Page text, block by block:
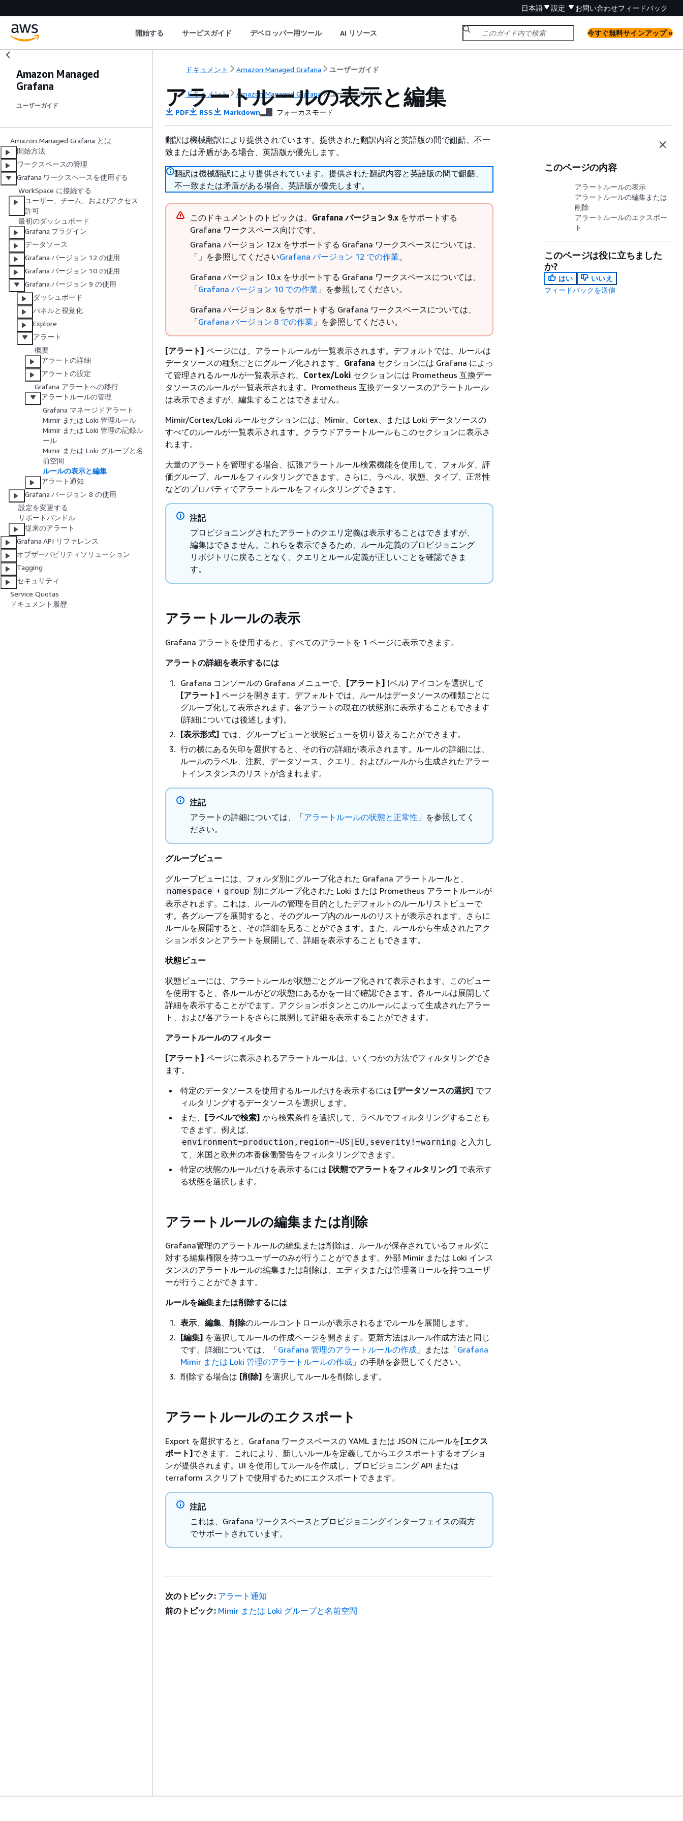
日本語 設定 お問い合わせフィードバック
開始する サービスガイド デベロッパー用ツール AI リソース 今すぐ無料サインアップ »
Amazon Managed
Grafana
ユーザーガイド
Amazon Managed Grafana とは
開始方法
ワークスペースの管理
Grafana ワークスペースを使用する
WorkSpace に接続する
ユーザー、チーム、およびアクセス
許可
最初のダッシュボード
Grafana プラグイン
データソース
Grafana バージョン 12 の使用
Grafana バージョン 10 の使用
Grafana バージョン 9 の使用
ダッシュボード
パネルと視覚化
Explore
アラート
概要
アラートの詳細
アラートの設定
Grafana アラートへの移行
アラートルールの管理
Grafana マネージドアラート
Mimir または Loki 管理ルール
Mimir または Loki 管理の記録ル
ール
Mimir または Loki グループと名
前空間
ルールの表示と編集
アラート通知
Grafana バージョン 8 の使用
設定を変更する
サポートバンドル
従来のアラート
Grafana API リファレンス
オブザーバビリティソリューション
Tagging
セキュリティ
Service Quotas
ドキュメント履歴
ドキュメント Amazon Managed Grafana ユーザーガイド
ドキュメント Amazon Managed Grafana ユーザーガイド
アラートルールの表示と編集
PDF RSS Markdown フォーカスモード
翻訳は機械翻訳により提供されています。提供された翻訳内容と英語版の間で齟齬、不一
致または矛盾がある場合、英語版が優先します。
翻訳は機械翻訳により提供されています。提供された翻訳内容と英語版の間で齟齬、
不一致または矛盾がある場合、英語版が優先します。
このドキュメントのトピックは、 Grafana バージョン 9.x をサポートする
Grafana ワークスペース向けです。
Grafana バージョン 12.x をサポートする Grafana ワークスペースについては、
「」を参照してくださいGrafana バージョン 12 での作業。
Grafana バージョン 10.x をサポートする Grafana ワークスペースについては、
「Grafana バージョン 10 での作業 」を参照してください。
Grafana バージョン 8.x をサポートする Grafana ワークスペースについては、
「Grafana バージョン 8 での作業 」を参照してください。
[アラート] ページには、アラートルールが一覧表示されます。デフォルトでは、ルールは
データソースの種類ごとにグループ化されます。 Grafana セクションには Grafana によっ
て管理されるルールが一覧表示され、 Cortex/Loki セクションには Prometheus 互換デー
タソースのルールが一覧表示されます。Prometheus 互換データソースのアラートルール
は表示できますが、編集することはできません。
Mimir/Cortex/Loki ルールセクションには、Mimir、Cortex、または Loki データソースの
すべてのルールが一覧表示されます。クラウドアラートルールもこのセクションに表示さ
れます。
大量のアラートを管理する場合、拡張アラートルール検索機能を使用して、フォルダ、評
価グループ、ルールをフィルタリングできます。さらに、ラベル、状態、タイプ、正常性
などのプロパティでアラートルールをフィルタリングできます。
注記
プロビジョニングされたアラートのクエリ定義は表示することはできますが、
編集はできません。これらを表示できるため、ルール定義のプロビジョニング
リポジトリに戻ることなく、クエリとルール定義が正しいことを確認できま
す。
アラートルールの表示
Grafana アラートを使用すると、すべてのアラートを 1 ページに表示できます。
アラートの詳細を表示するには
Grafana コンソールの Grafana メニューで、 [アラート] (ベル) アイコンを選択して
[アラート] ページを開きます。デフォルトでは、ルールはデータソースの種類ごとに
グループ化して表示されます。各アラートの現在の状態別に表示することもできます
(詳細については後述します)。
[表示形式] では、グループビューと状態ビューを切り替えることができます。
行の横にある矢印を選択すると、その行の詳細が表示されます。ルールの詳細には、
ルールのラベル、注釈、データソース、クエリ、およびルールから生成されたアラー
トインスタンスのリストが含まれます。
注記
アラートの詳細については、「アラートルールの状態と正常性 」を参照してく
ださい。
グループビュー
グループビューには、フォルダ別にグループ化された Grafana アラートルールと、
namespace + group 別にグループ化された Loki または Prometheus アラートルールが
表示されます。これは、ルールの管理を目的としたデフォルトのルールリストビューで
す。各グループを展開すると、そのグループ内のルールのリストが表示されます。さらに
ルールを展開すると、その詳細を見ることができます。また、ルールから生成されたアク
ションボタンとアラートを展開して、詳細を表示することもできます。
状態ビュー
状態ビューには、アラートルールが状態ごとグループ化されて表示されます。このビュー
を使用すると、各ルールがどの状態にあるかを一目で確認できます。各ルールは展開して
詳細を表示することがでます。アクションボタンとこのルールによって生成されたアラー
ト、および各アラートをさらに展開して詳細を表示することができます。
アラートルールのフィルター
[アラート] ページに表示されるアラートルールは、いくつかの方法でフィルタリングでき
ます。
特定のデータソースを使用するルールだけを表示するには [データソースの選択] でフ
ィルタリングするデータソースを選択します。
また、 [ラベルで検索] から検索条件を選択して、ラベルでフィルタリングすることも
できます。例えば、
environment=production,region=~US|EU,severity!=warning と入力し
て、米国と欧州の本番稼働警告をフィルタリングできます。
特定の状態のルールだけを表示するには [状態でアラートをフィルタリング] で表示す
る状態を選択します。
アラートルールの編集または削除
Grafana管理のアラートルールの編集または削除は、ルールが保存されているフォルダに
対する編集権限を持つユーザーのみが行うことができます。外部 Mimir または Loki インス
タンスのアラートルールの編集または削除は、エディタまたは管理者ロールを持つユーザ
ーが行うことができます。
ルールを編集または削除するには
表示、 編集、 削除のルールコントロールが表示されるまでルールを展開します。
[編集] を選択してルールの作成ページを開きます。更新方法はルール作成方法と同じ
です。詳細については、「Grafana 管理のアラートルールの作成 」または「Grafana
Mimir または Loki 管理のアラートルールの作成 」の手順を参照してください。
削除する場合は [削除] を選択してルールを削除します。
アラートルールのエクスポート
Export を選択すると、Grafana ワークスペースの YAML または JSON にルールを[エクス
ポート]できます。これにより、新しいルールを定義してからエクスポートするオプショ
ンが提供されます。UI を使用してルールを作成し、プロビジョニング API または
terraform スクリプトで使用するためにエクスポートできます。
注記
これは、Grafana ワークスペースとプロビジョニングインターフェイスの両方
でサポートされています。
このページの内容
アラートルールの表示
アラートルールの編集または
削除
アラートルールのエクスポー
ト
このページは役に立ちました
か?
はい
いいえ
フィードバックを送信
次のトピック: アラート通知
前のトピック: Mimir または Loki グループと名前空間